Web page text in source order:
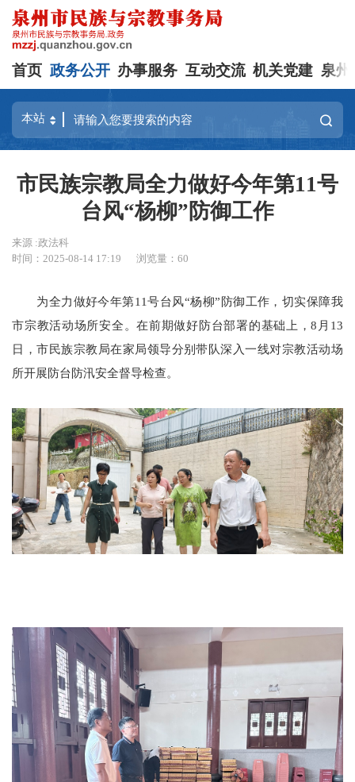
首页 政务公开 办事服务 互动交流 机关党建 泉州
市民族宗教局全力做好今年第11号
台风“杨柳”防御工作
来源 :政法科
时间：2025-08-14 17:19
浏览量：60
为全力做好今年第11号台风“杨柳”防御工作，切实保障我
市宗教活动场所安全。在前期做好防台部署的基础上，8月13
日，市民族宗教局在家局领导分别带队深入一线对宗教活动场
所开展防台防汛安全督导检查。